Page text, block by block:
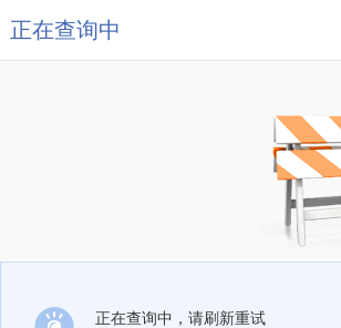
正在查询中
正在查询中，请刷新重试